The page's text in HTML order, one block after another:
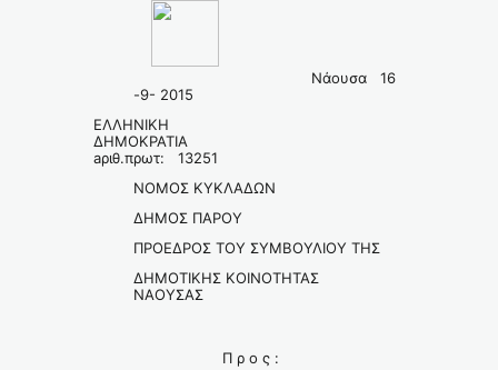
Nάουσα 16
-9- 2015
ΕΛΛΗΝΙΚΗ
ΔΗΜΟΚΡΑΤΙΑ
aριθ.πρωτ: 13251
ΝΟΜΟΣ ΚΥΚΛΑΔΩΝ
ΔΗΜΟΣ ΠΑΡΟΥ
ΠΡΟΕΔΡΟΣ ΤΟΥ ΣΥΜΒΟΥΛΙΟΥ ΤΗΣ
ΔΗΜΟΤΙΚΗΣ ΚΟΙΝΟΤΗΤΑΣ
ΝΑΟΥΣΑΣ
Π ρ ο ς :